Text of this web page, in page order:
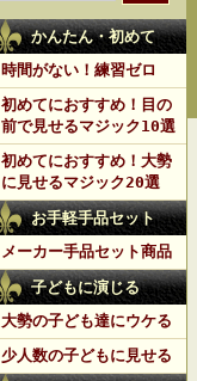
かんたん・初めて
時間がない！練習ゼロ
初めてにおすすめ！目の
前で見せるマジック10選
初めてにおすすめ！大勢
に見せるマジック20選
お手軽手品セット
メーカー手品セット商品
子どもに演じる
大勢の子ども達にウケる
少人数の子どもに見せる